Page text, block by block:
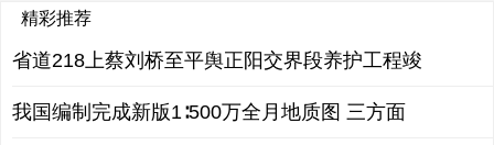
精彩推荐
省道218上蔡刘桥至平舆正阳交界段养护工程竣
我国编制完成新版1∶500万全月地质图 三方面